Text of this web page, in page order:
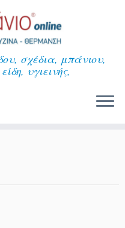
σχέδια, μπάνιου,
υγιεινής,